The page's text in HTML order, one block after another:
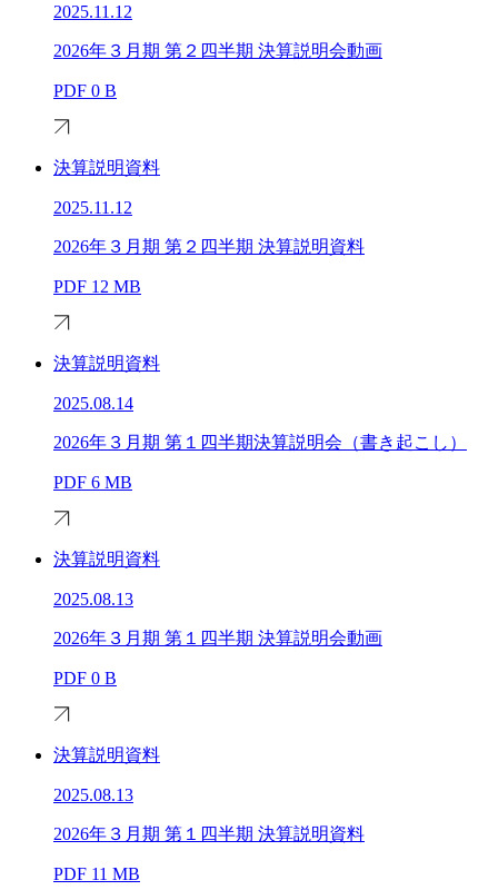
2025.11.12
2026年３月期 第２四半期 決算説明会動画
PDF 0 B
決算説明資料
2025.11.12
2026年３月期 第２四半期 決算説明資料
PDF 12 MB
決算説明資料
2025.08.14
2026年３月期 第１四半期決算説明会（書き起こし）
PDF 6 MB
決算説明資料
2025.08.13
2026年３月期 第１四半期 決算説明会動画
PDF 0 B
決算説明資料
2025.08.13
2026年３月期 第１四半期 決算説明資料
PDF 11 MB